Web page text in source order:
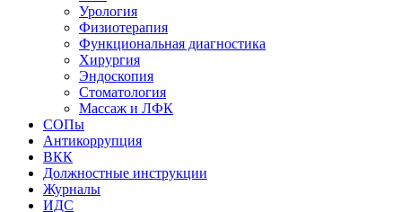
Урология
Физиотерапия
Функциональная диагностика
Хирургия
Эндоскопия
Стоматология
Массаж и ЛФК
СОПы
Антикоррупция
ВКК
Должностные инструкции
Журналы
ИДС